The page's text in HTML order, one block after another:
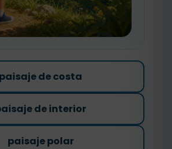
paisaje de costa
de interior
paisaje polar